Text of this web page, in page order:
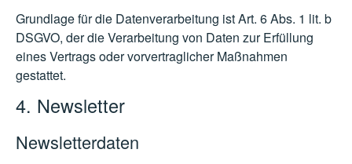
Grundlage für die Datenverarbeitung ist Art. 6 Abs. 1 lit. b
DSGVO, der die Verarbeitung von Daten zur Erfüllung
eines Vertrags oder vorvertraglicher Maßnahmen
gestattet.
4. Newsletter
Newsletterdaten